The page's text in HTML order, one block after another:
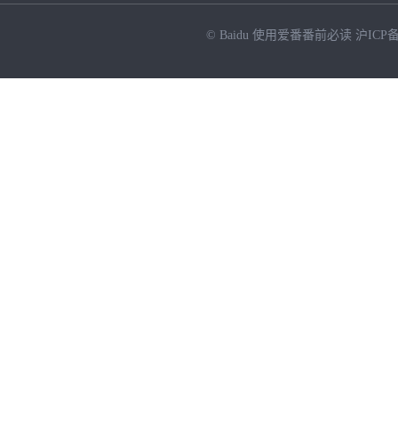
© Baidu 使用爱番番前必读 沪ICP